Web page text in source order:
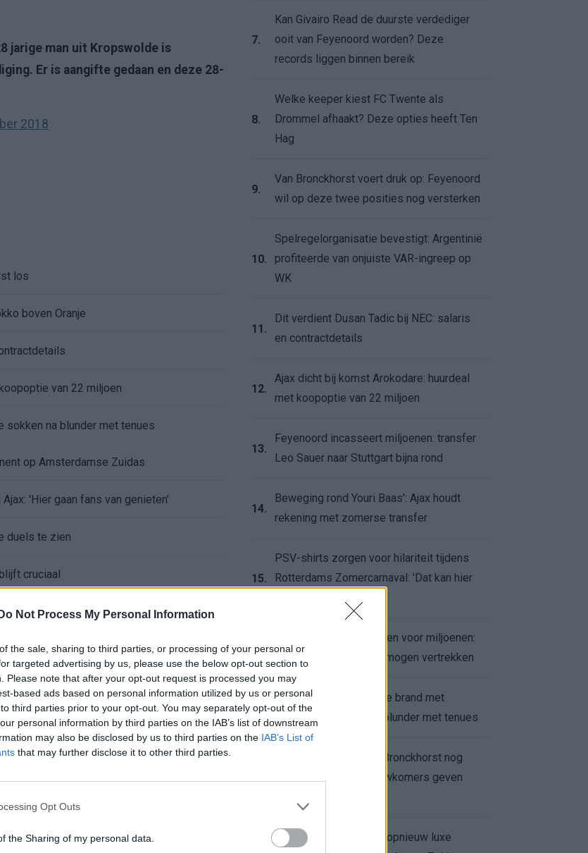
Do Not Process My Personal Information
the sale, sharing to third parties, or processing of your personal or
targeted advertising by us, please use the below opt-out section to
Please note that after your opt-out request is processed you may
based ads based on personal information utilized by us or personal
third parties prior to your opt-out. You may separately opt-out of the
personal information by third parties on the IAB’s list of downstream
may also be disclosed by us to third parties on the IAB’s List of
that may further disclose it to other third parties.
Opt Outs
the Sharing of my personal data.
jarige man uit Kropswolde is
Er is aangifte gedaan en deze 28-
2018
los
boven Oranje
van 22 miljoen
sokken na blunder met tenues
op Amsterdamse Zuidas
'Hier gaan fans van genieten'
duels te zien
cruciaal
geschiedenis
de basis bij FC Barcelona
Ouazane met Lionel Messi
ruime zege op Vojvodina
Ajax - Vojvodina
Vaart en Sylvie Meis door de jaren heen
en FC Twente in Europa
7.
Kan Givairo Read de duurste verdediger
ooit van Feyenoord worden? Deze
records liggen binnen bereik
8.
Welke keeper kiest FC Twente als
Drommel afhaakt? Deze opties heeft Ten
Hag
9.
Van Bronckhorst voert druk op: Feyenoord
wil op deze twee posities nog versterken
10.
Spelregelorganisatie bevestigt: Argentinië
profiteerde van onjuiste VAR-ingreep op
WK
11.
Dit verdient Dusan Tadic bij NEC: salaris
en contractdetails
12.
Ajax dicht bij komst Arokodare: huurdeal
met koopoptie van 22 miljoen
13.
Feyenoord incasseert miljoenen: transfer
Leo Sauer naar Stuttgart bijna rond
14.
Beweging rond Youri Baas': Ajax houdt
rekening met zomerse transfer
15.
PSV-shirts zorgen voor hilariteit tijdens
Rotterdams Zomercarnaval: 'Dat kan hier
16.
Feyenoord zet deur open voor miljoenen:
Ueda en Hadj Moussa mogen vertrekken
17.
Ajax helpt Burnley uit de brand met
afgeknipte sokken na blunder met tenues
Feyenoord onder Van Bronckhorst nog
altijd ongeslagen: nieuwkomers geven
Hakim Ziyech verhuurt opnieuw luxe